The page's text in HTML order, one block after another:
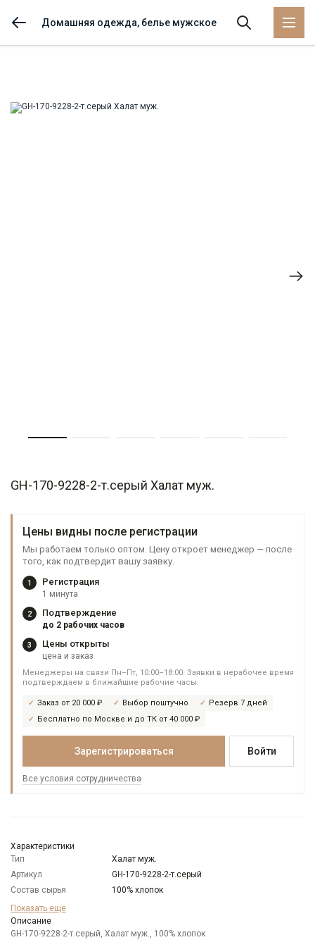
Домашняя одежда, белье мужское
GH-170-9228-2-т.серый Халат муж.
Цены видны после регистрации
Мы работаем только оптом. Цену откроет менеджер — после
того, как подтвердит вашу заявку.
1 Регистрация
1 минута
2 Подтверждение
до 2 рабочих часов
3 Цены открыты
цена и заказ
Менеджеры на связи Пн–Пт, 10:00–18:00. Заявки в нерабочее время
подтверждаем в ближайшие рабочие часы.
Заказ от 20 000 ₽ Выбор поштучно
Резерв 7 дней
Бесплатно по Москве и до ТК от 40 000 ₽
Зарегистрироваться Войти
Все условия сотрудничества
Характеристики
Тип
Халат муж.
Артикул
GH-170-9228-2-т.серый
Состав сырья
100% хлопок
Бренд
Модель
Цвет
Серый
Показать еще
Описание
GH-170-9228-2-т.серый, Халат муж., 100% хлопок